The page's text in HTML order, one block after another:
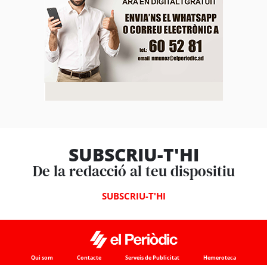
SUBSCRIU-T'HI
De la redacció al teu dispositiu
SUBSCRIU-T'HI
Qui som Contacte Serveis de Publicitat Hemeroteca